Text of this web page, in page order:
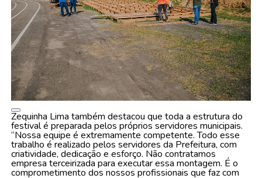
Zequinha Lima também destacou que toda a estrutura do
festival é preparada pelos próprios servidores municipais.
“Nossa equipe é extremamente competente. Todo esse
trabalho é realizado pelos servidores da Prefeitura, com
criatividade, dedicação e esforço. Não contratamos
empresa terceirizada para executar essa montagem. É o
comprometimento dos nossos profissionais que faz com